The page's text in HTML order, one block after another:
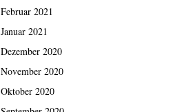
Februar 2021
Januar 2021
Dezember 2020
November 2020
Oktober 2020